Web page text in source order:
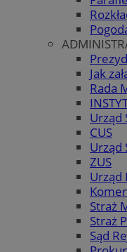
Jak
Rada
Urząd
CUS
Urząd
ZUS
Urząd
Straż
Straż
Sąd